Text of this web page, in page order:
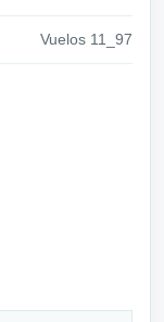
Vuelos 11_97